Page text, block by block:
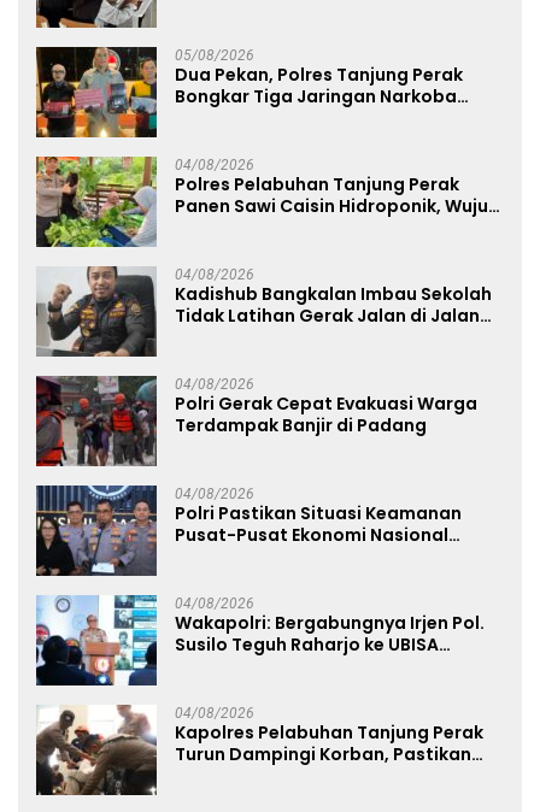
05/08/2026
Dua Pekan, Polres Tanjung Perak
Bongkar Tiga Jaringan Narkoba
04/08/2026
Polres Pelabuhan Tanjung Perak
Panen Sawi Caisin Hidroponik, Wujud
04/08/2026
Kadishub Bangkalan Imbau Sekolah
Tidak Latihan Gerak Jalan di Jalan
04/08/2026
Polri Gerak Cepat Evakuasi Warga
Terdampak Banjir di Padang
04/08/2026
Polri Pastikan Situasi Keamanan
Pusat-Pusat Ekonomi Nasional
04/08/2026
Wakapolri: Bergabungnya Irjen Pol.
Susilo Teguh Raharjo ke UBISA
04/08/2026
Kapolres Pelabuhan Tanjung Perak
Turun Dampingi Korban, Pastikan